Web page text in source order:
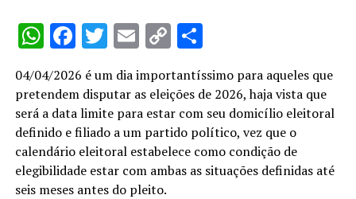
WhatsApp
Facebook
Twitter
Email
CopyShare
04/04/2026 é um dia importantíssimo para aqueles que
pretendem disputar as eleições de 2026, haja vista que
será a data limite para estar com seu domicílio eleitoral
definido e filiado a um partido político, vez que o
calendário eleitoral estabelece como condição de
elegibilidade estar com ambas as situações definidas até
seis meses antes do pleito.